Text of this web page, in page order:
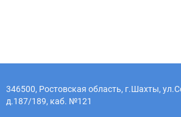
346500, Ростовская область, г.Шахты,
д.187/189, каб. №121